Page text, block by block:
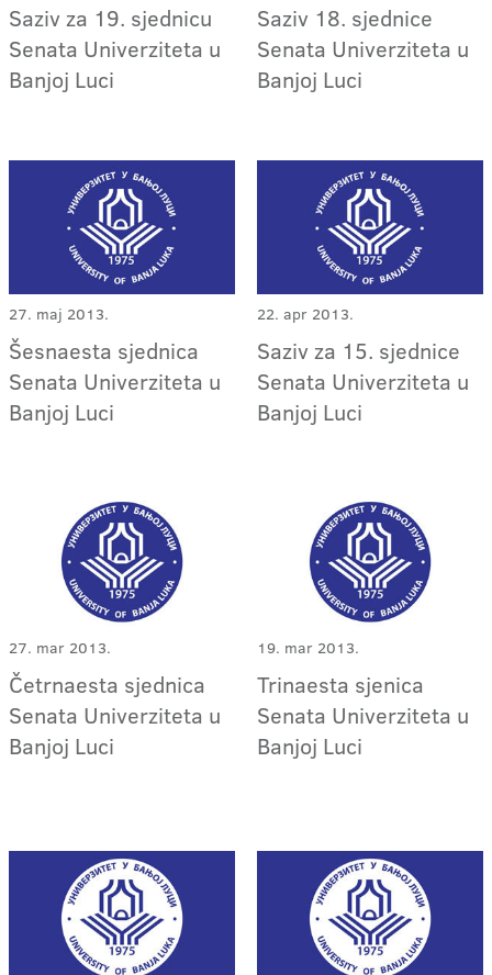
Saziv za 19. sjednicu
Senata Univerziteta u
Banjoj Luci
Saziv 18. sjednice
Senata Univerziteta u
Banjoj Luci
27. maj 2013.
Šesnaesta sjednica
Senata Univerziteta u
Banjoj Luci
22. apr 2013.
Saziv za 15. sjednice
Senata Univerziteta u
Banjoj Luci
27. mar 2013.
Četrnaesta sjednica
Senata Univerziteta u
Banjoj Luci
19. mar 2013.
Trinaesta sjenica
Senata Univerziteta u
Banjoj Luci